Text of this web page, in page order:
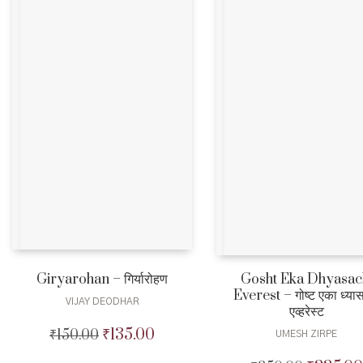
Giryarohan – गिर्यारोहण
VIJAY DEODHAR
₹150.00 Original
₹135.00
Gosht Eka
Everest – गोष्ट एका
एव्हरेस्ट
UMESH ZIRPE